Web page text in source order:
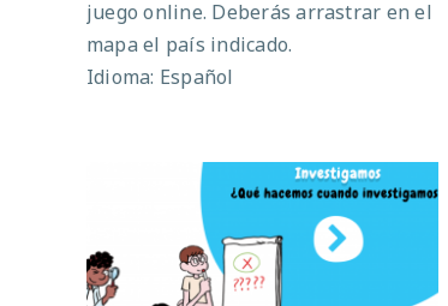
juego online. Deberás arrastrar en el
mapa el país indicado.
Idioma: Español
Método científico